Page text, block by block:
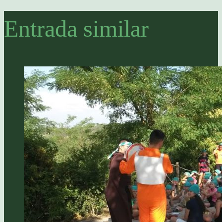
Entrada similar